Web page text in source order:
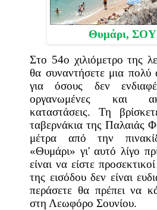
Θυμάρι,
Στο 54ο χιλιόμετρο της
θα συναντήσετε μια πολύ
για όσους δεν
οργανωμένες και
καταστάσεις. Τη
ταβερνάκια της Παλαιάς
μέτρα από την
«Θυμάρι» γι' αυτό λίγο
είναι να είστε
της εισόδου δεν είναι
περάσετε θα πρέπει να
στη Λεωφόρο Σουνίου.